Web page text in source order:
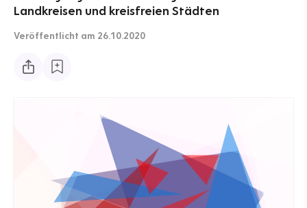
Landkreisen und kreisfreien Städten
Veröffentlicht am 26.10.2020